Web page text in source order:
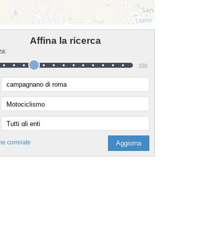
Affina la ricerca
150
correlate